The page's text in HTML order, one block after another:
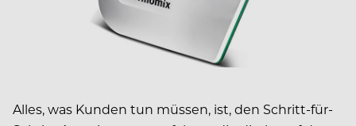
Alles, was Kunden tun müssen, ist, den Schritt-für-